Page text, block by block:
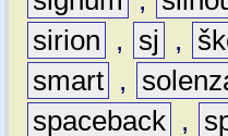
sirion
, sj ,
smart ,
spaceback ,